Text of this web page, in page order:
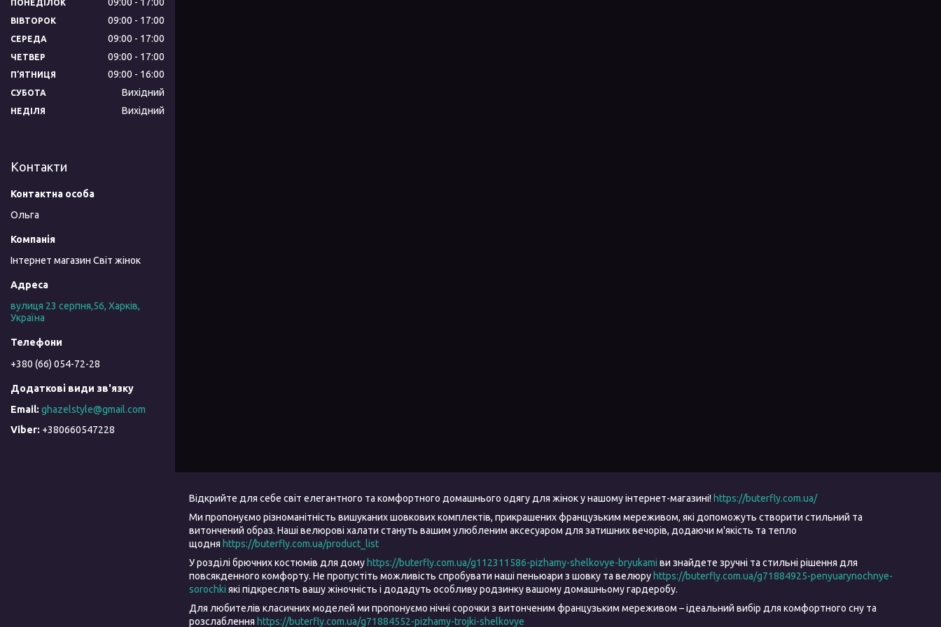
ПОНЕДІЛОК
ВІВТОРОК 09:00 17:00
СЕРЕДА 09:00 17:00
ЧЕТВЕР 09:00 17:00
ПʼЯТНИЦЯ 09:00 16:00
СУБОТА Вихідний
НЕДІЛЯ Вихідний
Контакти
Ольга
Інтернет магазин Світ жінок
вулиця 23 серпня,56, Харків,
Україна
+380 (66) 054-72-28
ghazelstyle@gmail.com
+380660547228
Відкрийте для себе світ елегантного та комфортного домашнього одягу для жінок у нашому інтернет-магазині! https://buterfly.com.ua/
Ми пропонуємо різноманітність вишуканих шовкових комплектів, прикрашених французьким мереживом, які допоможуть створити стильний та
витончений образ. Наші велюрові халати стануть вашим улюбленим аксесуаром для затишних вечорів, додаючи м'якість та тепло
щодня https://buterfly.com.ua/product_list
У розділі брючних костюмів для дому https://buterfly.com.ua/g112311586-pizhamy-shelkovye-bryukami ви знайдете зручні та стильні рішення для
повсякденного комфорту. Не пропустіть можливість спробувати наші пеньюари з шовку та велюру https://buterfly.com.ua/g71884925-penyuarynochnye-
sorochki які підкреслять вашу жіночність і додадуть особливу родзинку вашому домашньому гардеробу.
Для любителів класичних моделей ми пропонуємо нічні сорочки з витонченим французьким мереживом – ідеальний вибір для комфортного сну та
розслаблення https://buterfly.com.ua/g71884552-pizhamy-trojki-shelkovye